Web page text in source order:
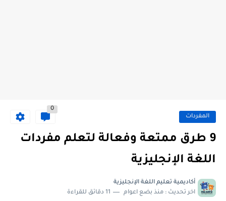
المفردات
0
9 طرق ممتعة وفعالة لتعلم مفردات
اللغة الإنجليزية
أكاديمية تعليم اللغة الإنجليزية
اخر تحديث : منذ بضع اعوام 11 دقائق للقراءة